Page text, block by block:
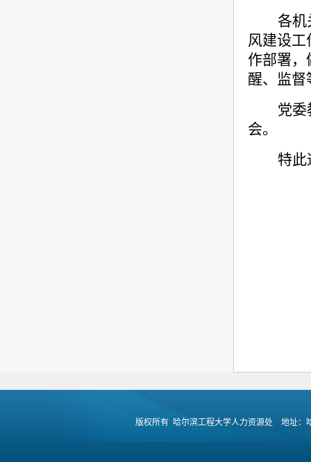
各机
风建设
作部署，
醒、监督
党委
会。
特此
版权所有 哈尔滨工程大学人力资源处 地址：